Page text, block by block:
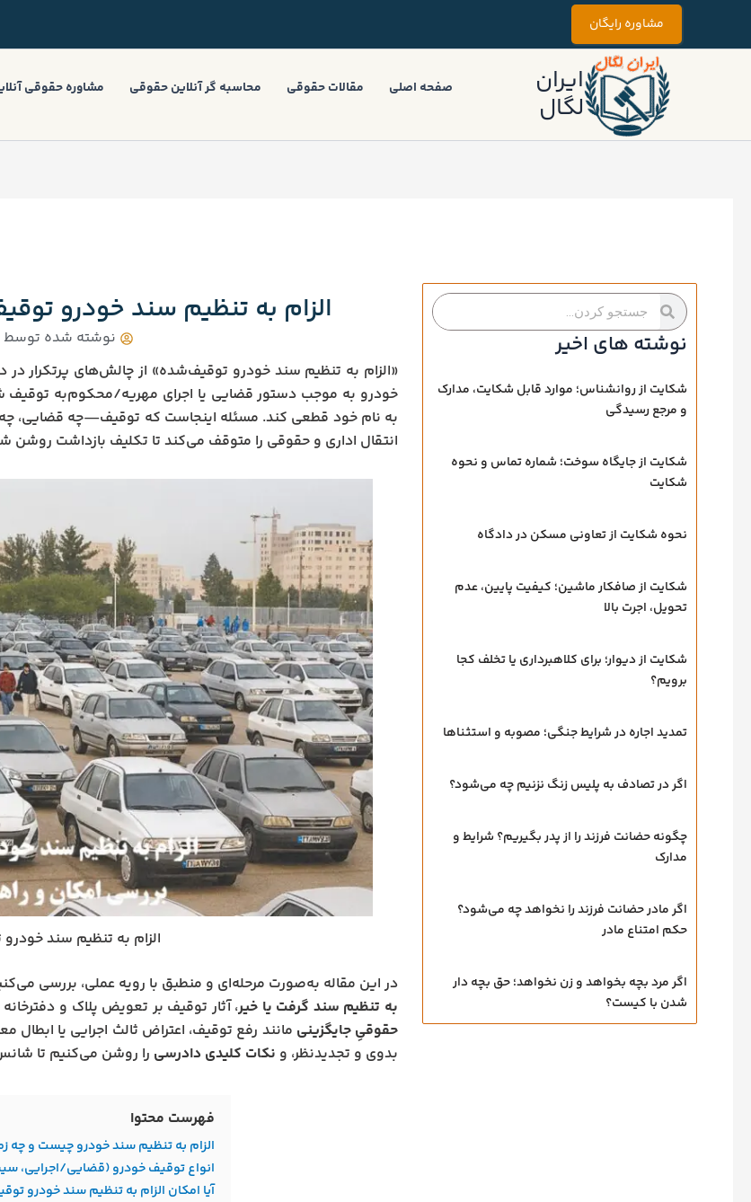
محتوا
مشاوره رایگان
ایران
لگال
صفحه اصلی مقالات حقوقی محاسبه گر آنلاین حقوقی مشاوره حقوقی
جستجو
کردن
جستجو
کردن
نوشته های اخیر
شکایت از روانشناس؛ موارد قابل شکایت، مدارک
و مرجع رسیدگی
شکایت از جایگاه سوخت؛ شماره تماس و نحوه
شکایت
نحوه شکایت از تعاونی مسکن در دادگاه
شکایت از صافکار ماشین؛ کیفیت پایین، عدم
تحویل، اجرت بالا
شکایت از دیوار؛ برای کلاهبرداری یا تخلف کجا
برویم؟
تمدید اجاره در شرایط جنگی؛ مصوبه و استثناها
اگر در تصادف به پلیس زنگ نزنیم چه می‌شود؟
چگونه حضانت فرزند را از پدر بگیریم؟ شرایط و
مدارک
اگر مادر حضانت فرزند را نخواهد چه می‌شود؟
حکم امتناع مادر
اگر مرد بچه بخواهد و زن نخواهد؛ حق بچه‌ دار
شدن با کیست؟
الزام به تنظیم سند خودرو
نوشته شده توسط
«الزام به تنظیم سند خودرو توقیف‌شده» از چالش‌های پرتکرار
خودرو به موجب دستور قضایی یا اجرای مهریه/محکوم‌به توقیف
به نام خود قطعی کند. مسئله اینجاست که توقیف—چه قضایی،
انتقال اداری و حقوقی را متوقف می‌کند تا تکلیف بازداشت روشن
الزام به تنظیم سند
در این مقاله به‌صورت مرحله‌ای و منطبق با رویه عملی، بررسی
به تنظیم سند گرفت یا خیر، آثار توقیف بر تعویض پلاک و
حقوقیِ جایگزینی مانند رفع توقیف، اعتراض ثالث اجرایی یا ابطال
بدوی و تجدیدنظر، و نکات کلیدی دادرسی را روشن می‌کنیم تا
فهرست محتوا
الزام به تنظیم سند خودرو چیست و چه
انواع توقیف خودرو (قضایی/اجرایی،
آیا امکان الزام به تنظیم سند خودرو